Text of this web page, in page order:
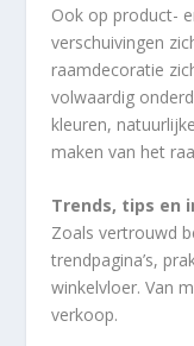
Ook op product-
verschuivingen
raamdecoratie
volwaardig
kleuren,
maken van het
Trends, tips en
Zoals vertrouwd
trendpagina’s,
winkelvloer. Van
verkoop.